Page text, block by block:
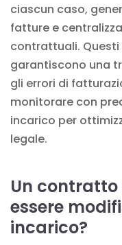
ciascun caso,
fatture e
contrattuali.
garantiscono una
gli errori di
monitorare con
incarico per
legale.
Un
essere
incarico?